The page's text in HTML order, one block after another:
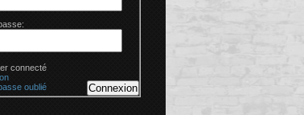
connecté
Connexion
oublié